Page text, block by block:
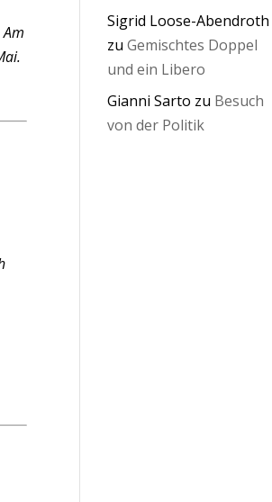
Sigrid Loose-Abendroth
zuGemischtes Doppel
und ein Libero
Gianni Sarto zu Besuch
von der Politik